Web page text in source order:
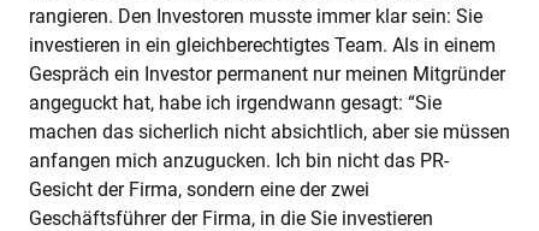
rangieren. Den Investoren musste immer klar sein: Sie
investieren in ein gleichberechtigtes Team. Als in einem
Gespräch ein Investor permanent nur meinen Mitgründer
angeguckt hat, habe ich irgendwann gesagt: “Sie
machen das sicherlich nicht absichtlich, aber sie müssen
anfangen mich anzugucken. Ich bin nicht das PR-
Gesicht der Firma, sondern eine der zwei
Geschäftsführer der Firma, in die Sie investieren